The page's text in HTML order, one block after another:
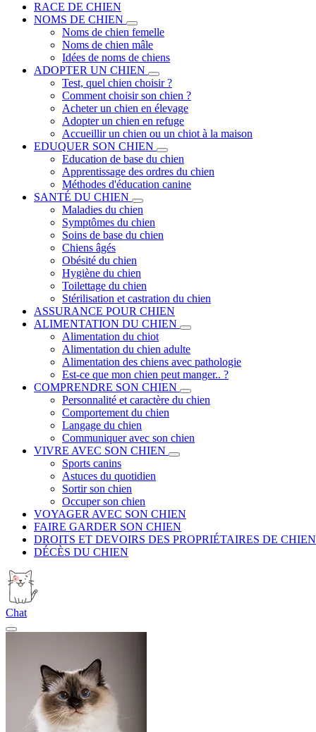
RACE DE CHIEN
NOMS DE CHIEN
Noms de chien femelle
Noms de chien mâle
Idées de noms de chiens
ADOPTER UN CHIEN
Test, quel chien choisir ?
Comment choisir son chien ?
Acheter un chien en élevage
Adopter un chien en refuge
Accueillir un chien ou un chiot à la maison
EDUQUER SON CHIEN
Education de base du chien
Apprentissage des ordres du chien
Méthodes d'éducation canine
SANTÉ DU CHIEN
Maladies du chien
Symptômes du chien
Soins de base du chien
Chiens âgés
Obésité du chien
Hygiène du chien
Toilettage du chien
Stérilisation et castration du chien
ASSURANCE POUR CHIEN
ALIMENTATION DU CHIEN
Alimentation du chiot
Alimentation du chien adulte
Alimentation des chiens avec pathologie
Est-ce que mon chien peut manger.. ?
COMPRENDRE SON CHIEN
Personnalité et caractère du chien
Comportement du chien
Langage du chien
Communiquer avec son chien
VIVRE AVEC SON CHIEN
Sports canins
Astuces du quotidien
Sortir son chien
Occuper son chien
VOYAGER AVEC SON CHIEN
FAIRE GARDER SON CHIEN
DROITS ET DEVOIRS DES PROPRIÉTAIRES DE CHIEN
DÉCÈS DU CHIEN
Chat